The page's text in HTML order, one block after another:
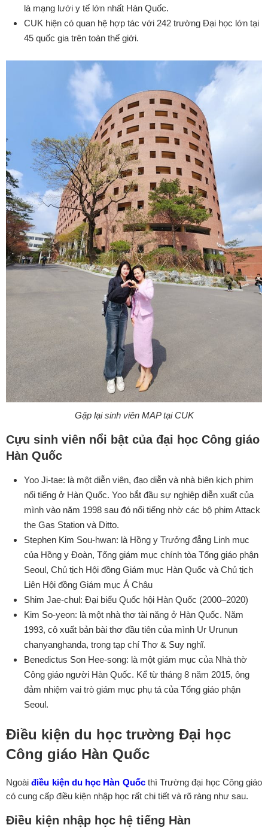
là mạng lưới y tế lớn nhất Hàn Quốc.
CUK hiện có quan hệ hợp tác với 242 trường Đại học lớn tại
45 quốc gia trên toàn thế giới.
Gặp lại sinh viên MAP tại CUK
Cựu sinh viên nổi bật của đại học Công giáo
Hàn Quốc
Yoo Ji‑tae: là một diễn viên, đạo diễn và nhà biên kịch phim
nổi tiếng ở Hàn Quốc. Yoo bắt đầu sự nghiệp diễn xuất của
mình vào năm 1998 sau đó nổi tiếng nhờ các bộ phim Attack
the Gas Station và Ditto.
Stephen Kim Sou‑hwan: là Hồng y Trưởng đẳng Linh mục
của Hồng y Đoàn, Tổng giám mục chính tòa Tổng giáo phận
Seoul, Chủ tịch Hội đồng Giám mục Hàn Quốc và Chủ tịch
Liên Hội đồng Giám mục Á Châu
Shim Jae‑chul: Đại biểu Quốc hội Hàn Quốc (2000–2020)
Kim So‑yeon: là một nhà thơ tài năng ở Hàn Quốc. Năm
1993, cô xuất bản bài thơ đầu tiên của mình Ur Urunun
chanyanghanda, trong tạp chí Thơ & Suy nghĩ.
Benedictus Son Hee‑song: là một giám mục của Nhà thờ
Công giáo người Hàn Quốc. Kể từ tháng 8 năm 2015, ông
đảm nhiệm vai trò giám mục phụ tá của Tổng giáo phận
Seoul.
Điều kiện du học trường Đại học
Công giáo Hàn Quốc
Ngoài điều kiện du học Hàn Quốcthì Trường đại học Công giáo
có cung cấp điều kiện nhập học rất chi tiết và rõ ràng như sau.
Điều kiện nhập học hệ tiếng Hàn